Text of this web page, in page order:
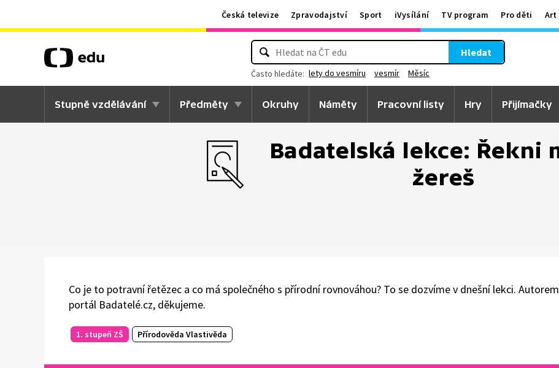
Česká televize Zpravodajství Sport iVysílání TV program Pro děti Art
Hledat
Často hledáte: lety do vesmíru vesmír Měsíc
Stupně vzdělávání Předměty Okruhy Náměty Pracovní listy Hry Přijímačky
Badatelská lekce: Řekni
žereš
Co je to potravní řetězec a co má společného s přírodní rovnováhou? To se dozvíme v dnešní lekci.
portál Badatelé.cz, děkujeme.
1. stupeň ZŠ Přírodověda Vlastivěda